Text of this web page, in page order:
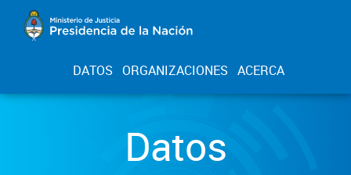
DATOS ORGANIZACIONES ACERCA
Datos